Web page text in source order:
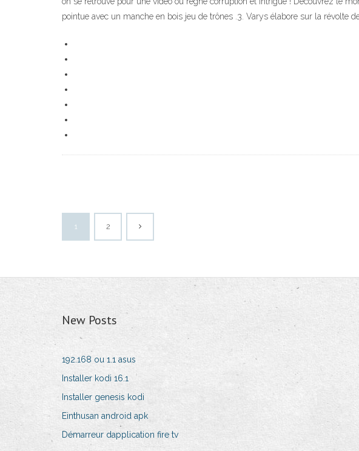
pointue avec un manche en bois jeu de trônes .3. Varys élabore sur la révolte
1 2
New Posts
192.168 ou 1.1 asus
Installer kodi 16.1
Installer genesis kodi
Einthusan android apk
Démarreur dapplication fire tv